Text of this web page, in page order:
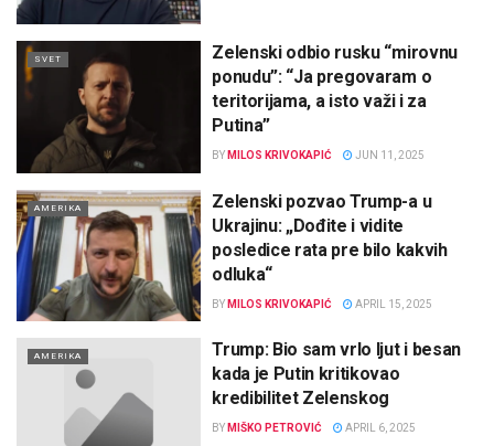
SVET
Zelenski odbio rusku “mirovnu
ponudu”: “Ja pregovaram o
teritorijama, a isto važi i za
Putina”
BY MILOS KRIVOKAPIĆ JUN 11, 2025
AMERIKA
Zelenski pozvao Trump-a u
Ukrajinu: „Dođite i vidite
posledice rata pre bilo kakvih
odluka“
BY MILOS KRIVOKAPIĆ APRIL 15, 2025
AMERIKA
Trump: Bio sam vrlo ljut i besan
kada je Putin kritikovao
kredibilitet Zelenskog
BY MIŠKO PETROVIĆ APRIL 6, 2025